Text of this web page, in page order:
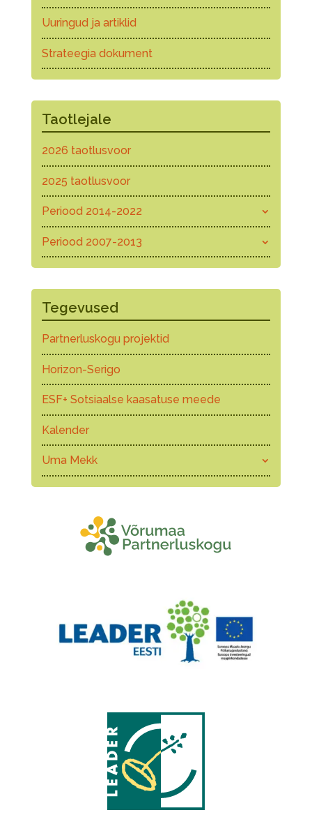
Uuringud ja artiklid
Strateegia dokument
Taotlejale
2026 taotlusvoor
2025 taotlusvoor
Periood 2014-2022
Periood 2007-2013
Tegevused
Partnerluskogu projektid
Horizon-Serigo
ESF+ Sotsiaalse kaasatuse meede
Kalender
Uma Mekk